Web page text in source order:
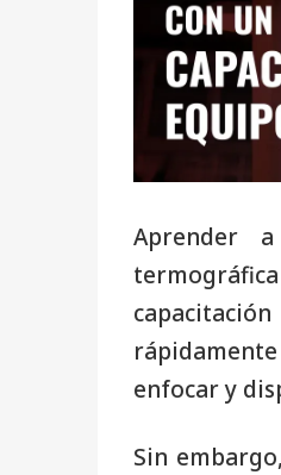
Aprender
enfocar y
Sin